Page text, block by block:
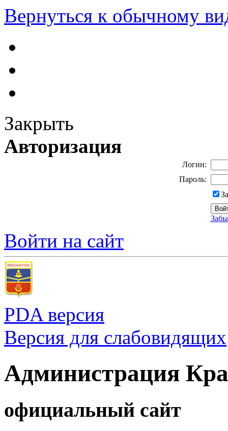
Вернуться к обычному
Закрыть
Авторизация
Логин:
Пароль:
Войти на сайт
PDA версия
Версия для слабовидящих
Администрация
официальный сайт